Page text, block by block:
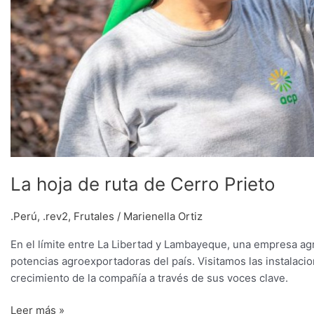
La hoja de ruta de Cerro Prieto
.Perú, .rev2, Frutales / Marienella Ortiz
En el límite entre La Libertad y Lambayeque, una empresa
potencias agroexportadoras del país. Visitamos las
crecimiento de la compañía a través de sus voces clave.
Leer más »